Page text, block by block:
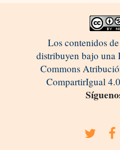
Los contenidos
distribuyen bajo una
Commons
CompartirIgual